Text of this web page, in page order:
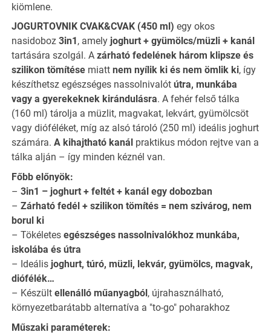
kiömlene.
JOGURTOVNIK CVAK&CVAK (450 ml) egy okos
nasidoboz 3in1 , amely joghurt + gyümölcs/müzli + kanál
tartására szolgál. A zárható fedelének három klipsze és
szilikon tömítése miatt nem nyílik ki és nem ömlik ki, így
készíthetsz egészséges nassolnivalót útra, munkába
vagy a gyerekeknek kirándulásra. A fehér felső tálka
(160 ml) tárolja a müzlit, magvakat, lekvárt, gyümölcsöt
vagy dióféléket, míg az alsó tároló (250 ml) ideális joghurt
számára. A kihajtható kanál praktikus módon rejtve van a
tálka alján – így minden kéznél van.
Főbb előnyök:
– 3in1 – joghurt + feltét + kanál egy dobozban
– Zárható fedél + szilikon tömítés = nem szivárog, nem
borul ki
– Tökéletes egészséges nassolnivalókhoz munkába,
iskolába és útra
– Ideális joghurt, túró, müzli, lekvár, gyümölcs, magvak,
diófélék…
– Készült ellenálló műanyagból, újrahasználható,
környezetbarátabb alternatíva a "to-go" poharakhoz
Műszaki paraméterek: